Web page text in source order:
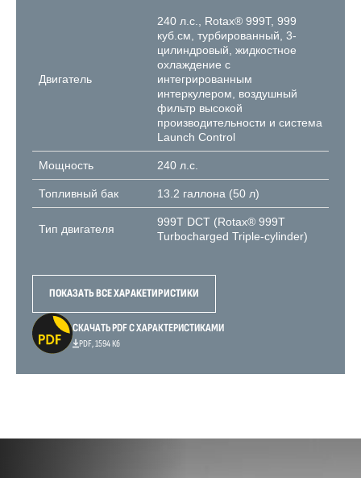
Двигатель
240 л.с., Rotax® 999T, 999
куб.см, турбированный, 3-
цилиндровый, жидкостное
охлаждение с
интегрированным
интеркулером, воздушный
фильтр высокой
производительности и система
Launch Control
Мощность 240 л.с.
Топливный бак 13.2 галлона (50 л)
Тип двигателя
999T DCT (Rotax® 999T
Turbocharged Triple-cylinder)
ПОКАЗАТЬ ВСЕ ХАРАКЕТИРИСТИКИ
СКАЧАТЬ PDF С ХАРАКТЕРИСТИКАМИ
PDF, 1594 Кб